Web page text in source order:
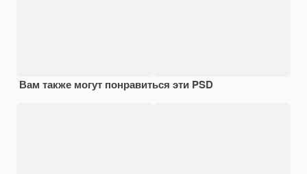
Вам также могут понравиться эти PSD